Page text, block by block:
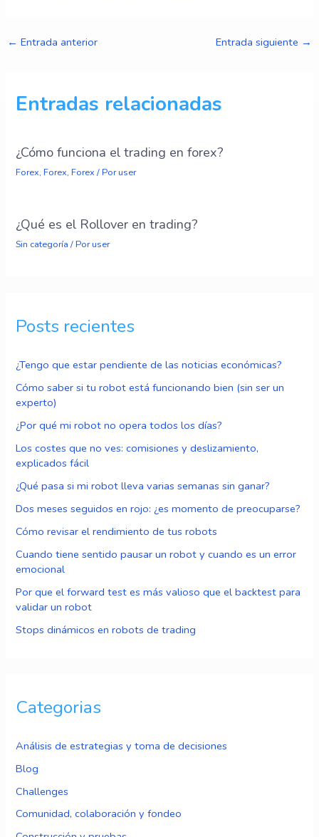
Posts recientes
¿Tengo que estar pendiente de las noticias económicas?
Cómo saber si tu robot está funcionando bien (sin ser un
experto)
¿Por qué mi robot no opera todos los días?
Los costes que no ves: comisiones y deslizamiento,
explicados fácil
¿Qué pasa si mi robot lleva varias semanas sin ganar?
Dos meses seguidos en rojo: ¿es momento de preocuparse?
Cómo revisar el rendimiento de tus robots
Cuando tiene sentido pausar un robot y cuando es un error
emocional
Por que el forward test es más valioso que el backtest para
validar un robot
Stops dinámicos en robots de trading
Categorias
Análisis de estrategias y toma de decisiones
Blog
Challenges
Comunidad, colaboración y fondeo
← Entrada anterior Entrada siguiente →
Entradas relacionadas
¿Cómo funciona el trading en forex?
Forex,Forex,Forex / Poruser
¿Qué es el Rollover en trading?
Sin categoría / Poruser